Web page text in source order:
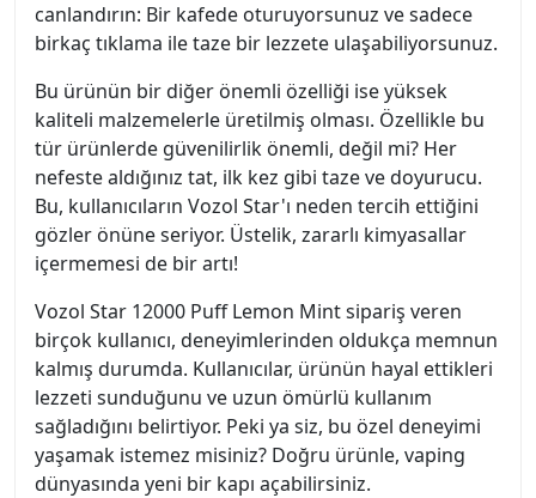
canlandırın: Bir kafede oturuyorsunuz ve sadece
birkaç tıklama ile taze bir lezzete ulaşabiliyorsunuz.
Bu ürünün bir diğer önemli özelliği ise yüksek
kaliteli malzemelerle üretilmiş olması. Özellikle bu
tür ürünlerde güvenilirlik önemli, değil mi? Her
nefeste aldığınız tat, ilk kez gibi taze ve doyurucu.
Bu, kullanıcıların Vozol Star'ı neden tercih ettiğini
gözler önüne seriyor. Üstelik, zararlı kimyasallar
içermemesi de bir artı!
Vozol Star 12000 Puff Lemon Mint sipariş veren
birçok kullanıcı, deneyimlerinden oldukça memnun
kalmış durumda. Kullanıcılar, ürünün hayal ettikleri
lezzeti sunduğunu ve uzun ömürlü kullanım
sağladığını belirtiyor. Peki ya siz, bu özel deneyimi
yaşamak istemez misiniz? Doğru ürünle, vaping
dünyasında yeni bir kapı açabilirsiniz.